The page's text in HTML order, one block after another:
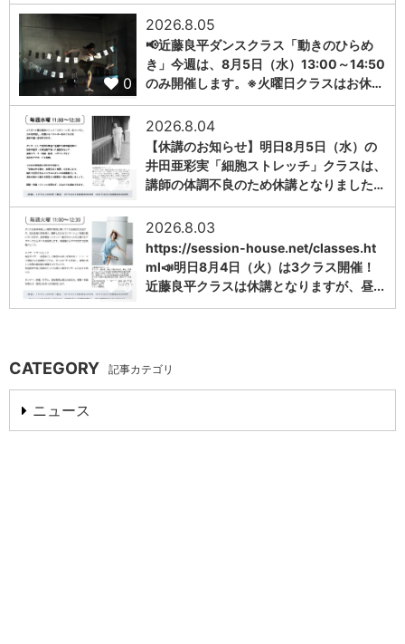
0
2026.8.05
📢近藤良平ダンスクラス「動きのひらめ
き」今週は、8月5日（水）13:00～14:50
のみ開催します。※火曜日クラスはお休…
0
2026.8.04
【休講のお知らせ】明日8月5日（水）の
井田亜彩実「細胞ストレッチ」クラスは、
講師の体調不良のため休講となりました…
0
2026.8.03
https://session-house.net/classes.ht
ml📣明日8月4日（火）は3クラス開催！
近藤良平クラスは休講となりますが、昼...
CATEGORY 記事カテゴリ
ニュース